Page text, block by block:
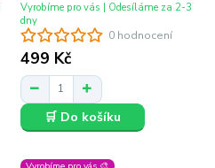
0 hodnocení
499 Kč
Vyrobíme pro vás | Odesíláme za 2-3
dny
🛒 Do košíku
Vyrobíme pro vás 🎨